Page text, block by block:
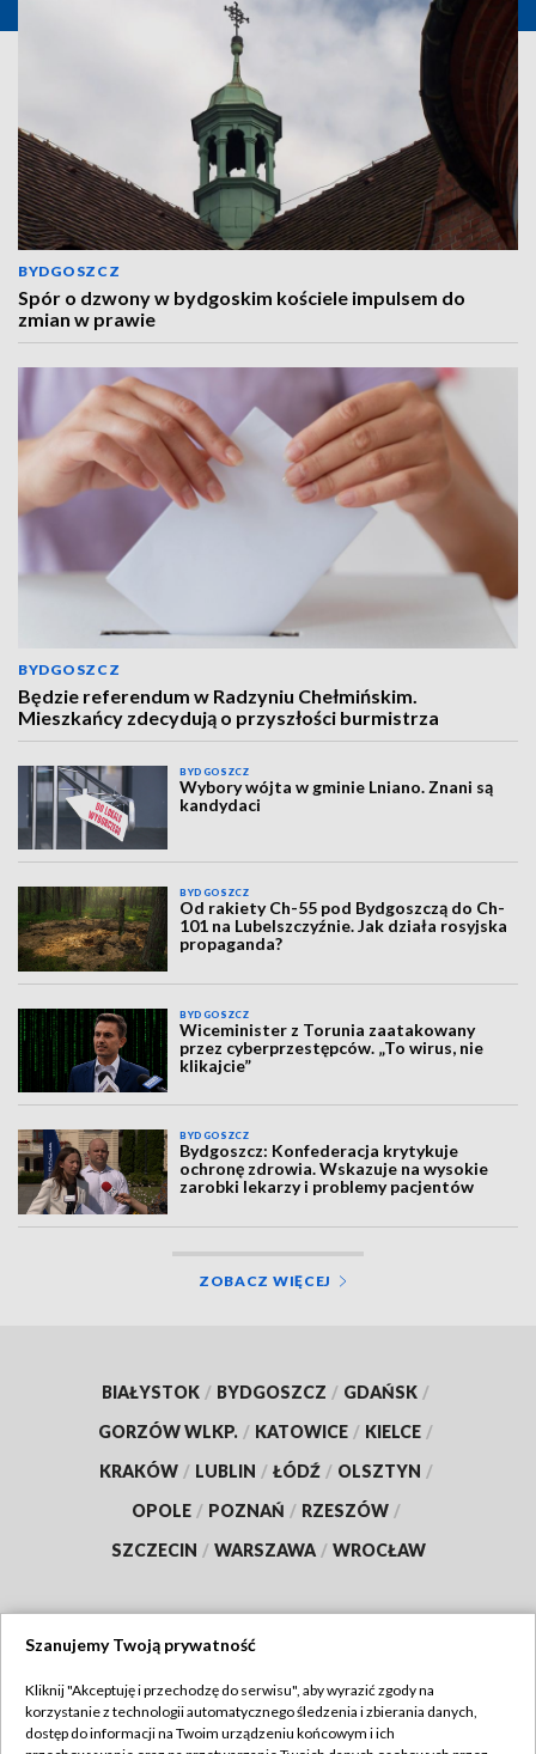
BYDGOSZCZ
Spór o dzwony w bydgoskim kościele impulsem do
zmian w prawie
BYDGOSZCZ
Będzie referendum w Radzyniu Chełmińskim.
Mieszkańcy zdecydują o przyszłości burmistrza
BYDGOSZCZ
Wybory wójta w gminie Lniano. Znani są
kandydaci
BYDGOSZCZ
Od rakiety Ch-55 pod Bydgoszczą do Ch-
101 na Lubelszczyźnie. Jak działa rosyjska
propaganda?
BYDGOSZCZ
Wiceminister z Torunia zaatakowany
przez cyberprzestępców. „To wirus, nie
klikajcie”
BYDGOSZCZ
Bydgoszcz: Konfederacja krytykuje
ochronę zdrowia. Wskazuje na wysokie
zarobki lekarzy i problemy pacjentów
ZOBACZ WIĘCEJ
BIAŁYSTOK / BYDGOSZCZ / GDAŃSK /
GORZÓW WLKP. / KATOWICE / KIELCE /
KRAKÓW / LUBLIN / ŁÓDŹ / OLSZTYN /
OPOLE / POZNAŃ / RZESZÓW /
SZCZECIN / WARSZAWA / WROCŁAW
TVP
Szanujemy Twoją prywatność
Kliknij "Akceptuję i przechodzę do serwisu", aby wyrazić zgody na
korzystanie z technologii automatycznego śledzenia i zbierania danych,
dostęp do informacji na Twoim urządzeniu końcowym i ich